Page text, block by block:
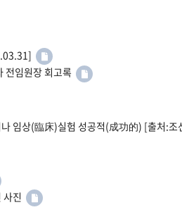
전임원장 회고록
임상(臨床)실험 성공적(成功的) [출처:
진